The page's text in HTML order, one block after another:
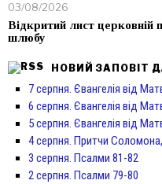
03/08/2026
Відкритий лист церковній
шлюбу
НОВИЙ ЗАПОВІТ
7 серпня. Євангелія від
6 серпня. Євангелія від
5 серпня. Євангелія від
4 серпня. Притчи
3 серпня. Псалми 81-82
2 серпня. Псалми 79-80